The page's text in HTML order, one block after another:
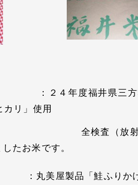
２４年度福井県三方
カリ」使用
放射能検査含
たお米です。
：丸美屋製品「鮭ふりか